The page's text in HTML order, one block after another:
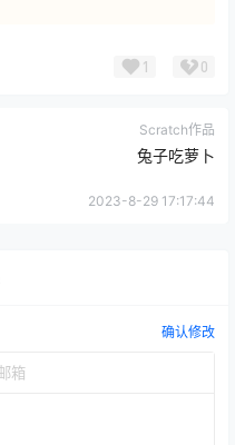
1 0
Scratch作品
兔子吃萝卜
2023-8-29 17:17:44
确认修改